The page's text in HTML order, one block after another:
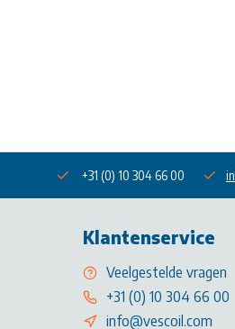
+31 (0) 10 304 66 00
Klantenservice
Veelgestelde vragen
+31 (0) 10 304 66 00
info@vescoil.com